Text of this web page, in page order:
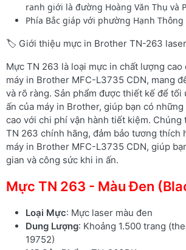
ranh giới là đường Hoàng Văn Thụ và
Phía Bắc giáp với phường Hạnh Thông
🏷️ Giới thiệu mực in Brother TN-263
Mực TN 263 là loại mực in chất lượng cao
máy in Brother MFC-L3735 CDN, mang
và rõ ràng. Sản phẩm được thiết kế để tối
ấn của máy in Brother, giúp bạn có
cao với chi phí vận hành tiết kiệm. Chúng
TN 263 chính hãng, đảm bảo tương thích
máy in Brother MFC-L3735 CDN, giúp
gian và công sức khi in ấn.
Mực TN 263 - Màu Đen
Loại Mực: Mực laser màu đen
Dung Lượng: Khoảng 1.500 trang
19752)